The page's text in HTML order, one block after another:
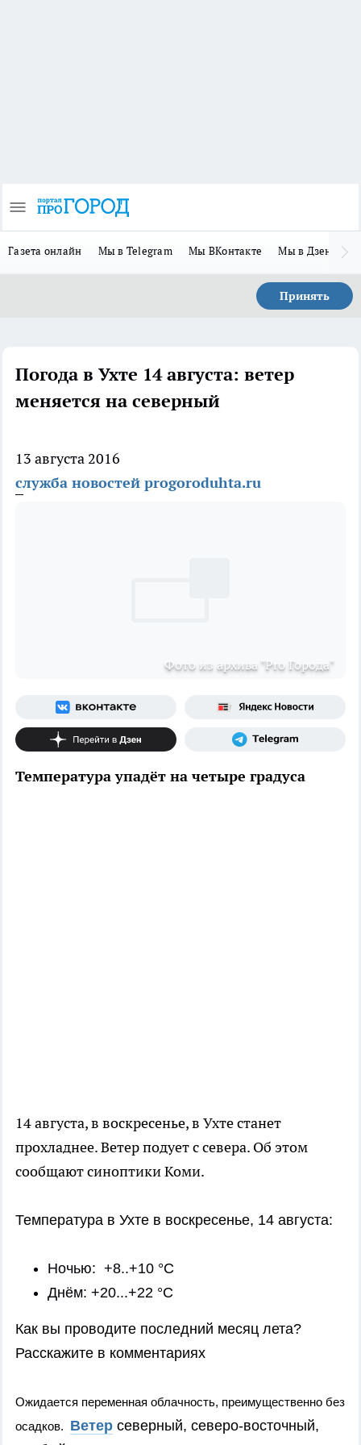
Газета онлайн Мы в Telegram Мы ВКонтакте Мы в Дзене
Принять
Погода в Ухте 14 августа: ветер
меняется на северный
13 августа 2016
служба новостей progoroduhta.ru
Фото из архива "Pro Города"
Температура упадёт на четыре градуса
14 августа, в воскресенье, в Ухте станет
прохладнее. Ветер подует с севера. Об этом
сообщают синоптики Коми.
Температура в Ухте в воскресенье, 14 августа:
Ночью: +8..+10 °C
Днём: +20...+22 °C
Как вы проводите последний месяц лета?
Расскажите в комментариях
Ожидается переменная облачность, преимущественно без
осадков. Ветер северный, северо-восточный,